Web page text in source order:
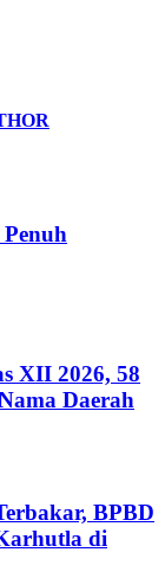
XII 2026, 58
Daerah
BPBD
di